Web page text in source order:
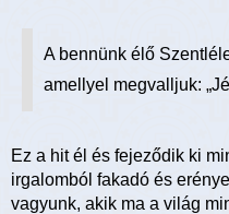
A bennünk élő
amellyel megvalljuk:
Ez a hit él és fejeződik ki
irgalomból fakadó és
vagyunk, akik ma a világ